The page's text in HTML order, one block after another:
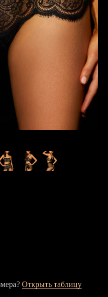
Открыть таблицу